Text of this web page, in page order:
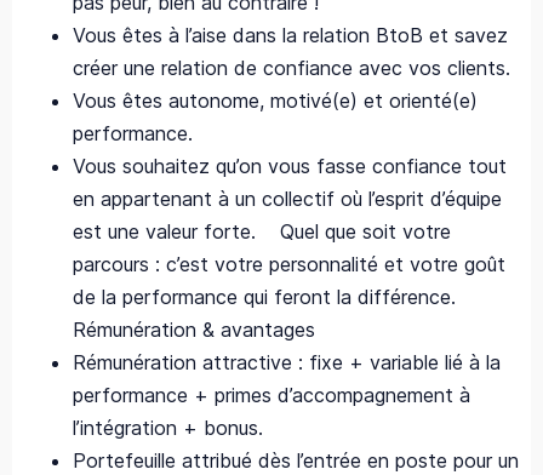
Vous êtes à l’aise dans la relation BtoB et savez
créer une relation de confiance avec vos clients.
Vous êtes autonome, motivé(e) et orienté(e)
performance.
Vous souhaitez qu’on vous fasse confiance tout
en appartenant à un collectif où l’esprit d’équipe
est une valeur forte. Quel que soit votre
parcours : c’est votre personnalité et votre goût
de la performance qui feront la différence.
Rémunération & avantages
Rémunération attractive : fixe + variable lié à la
performance + primes d’accompagnement à
l’intégration + bonus.
Portefeuille attribué dès l’entrée en poste pour un